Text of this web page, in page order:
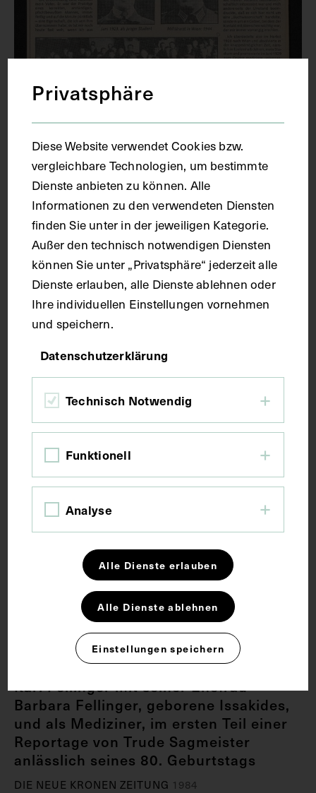
Karl Fellinger als Mediziner, im zweiten
Teil einer Reportage von Trude
Sagmeister anlässlich seines 80.
Geburtstags
DIE NEUE KRONEN ZEITUNG1984
Karl Fellinger mit seiner Ehefrau
Barbara Fellinger, geborene Issakides,
und als Mediziner, im ersten Teil einer
Reportage von Trude Sagmeister
anlässlich seines 80. Geburtstags
DIE NEUE KRONEN ZEITUNG 1984
Privatsphäre
Diese Website verwendet Cookies bzw.
vergleichbare Technologien, um bestimmte
Dienste anbieten zu können. Alle
Informationen zu den verwendeten Diensten
finden Sie unter in der jeweiligen Kategorie.
Außer den technisch notwendigen Diensten
können Sie unter „Privatsphäre“ jederzeit alle
Dienste erlauben, alle Dienste ablehnen oder
Ihre individuellen Einstellungen vornehmen
und speichern.
Datenschutzerklärung
Technisch Notwendig
Funktionell
Analyse
Alle Dienste erlauben
Alle Dienste ablehnen
Einstellungen speichern